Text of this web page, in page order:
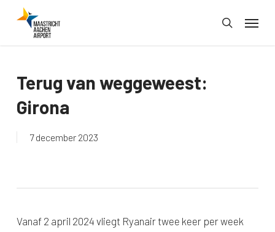
search
Menu
Terug van weggeweest:
Girona
7 december 2023
Vanaf 2 april 2024 vliegt Ryanair twee keer per week